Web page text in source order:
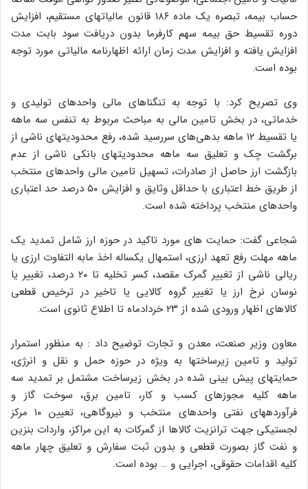
حساب بیمه، تبصره یک ماده ۱۸۶ قانون مالیاتهای مستقیم، افزایش
دوره تقسیط حق بیمه سهم کارفرما بدون دریافت سود بابت مدت
افزایش یافته و افزایش مدت زمان ارائه اظهارنامه مالیاتی مورد توجه
بوده است.
وی تصریح کرد: با توجه به تنگناهای مالی واحدهای تولیدی و
خدماتی، در بخش تامین مالی به مباحث مربوط به تنفس سه ماهه
یا تقسیط ۱۲ ماهه بدهی‌های سررسید شده، رفع محدودیتهای ناشی از
برگشت چک و تعلیق سه ماهه محدودیتهای بانکی ناشی از عدم
بازگشت ارز حاصل از صادرات، تسهیل تامین مالی واحدهای منتخب
از طریق خط اعتباری با حداقل وثایق و افزایش ۵۰ درصد حد اعتباری
واحدهای منتخب پرداخته شده است.
شجاعی گفت: حمایت های مورد تاکید در حوزه ارز شامل تمدید یک
ماهه مهلت رفع تعهد ارزی، استمهال یکساله اخذ مابه التفاوت ارزی یا
ریالی ناشی از تغییر گمرک مقصد، کسر تخلیه تا ۲۰ درصد، تغییر یا
نوسان نرخ ارز یا تغییر گروه کالایی یا تاخیر در ترخیص قطعی
کالاهای اظهار ورودی شده از ۲۳ خردادماه تا اطلاع ثانوی است.
معاون وزیر صنعت، معدن و تجارت توضیح داد : به منظور استمرار
تولید و تامین زیرساختها به ویژه در حوزه حمل و نقل و انرژی،
حمایتهای پیش بینی شده در بخش زیرساخت مشتمل بر تمدید سه
ماهه کلیه مجوزهای کسب و کار، تامین برق، سوخت گاز و
فرآوردههای نفتی واحدهای منتخب و نیروگاهی، تعیین ۱۰ مرکز
لجستیکی جهت ترانزیت کالاها از گمرکات به این مراکز، واردات بنزین
و نفت گاز بصورت قطعی و بدون ثبت سفارش و تعلیق چهار ماهه
کلیه اقدامات حقوقی، اجرایی و … بوده است.